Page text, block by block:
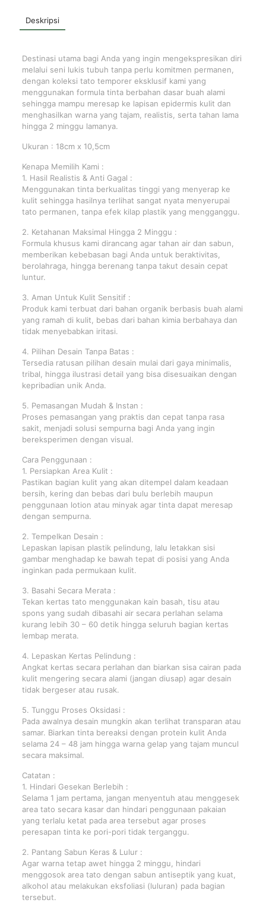
Deskripsi
Destinasi utama bagi Anda yang ingin mengekspresikan diri
melalui seni lukis tubuh tanpa perlu komitmen permanen,
dengan koleksi tato temporer eksklusif kami yang
menggunakan formula tinta berbahan dasar buah alami
sehingga mampu meresap ke lapisan epidermis kulit dan
menghasilkan warna yang tajam, realistis, serta tahan lama
hingga 2 minggu lamanya.
Ukuran : 18cm x 10,5cm
Kenapa Memilih Kami :
1. Hasil Realistis & Anti Gagal :
Menggunakan tinta berkualitas tinggi yang menyerap ke
kulit sehingga hasilnya terlihat sangat nyata menyerupai
tato permanen, tanpa efek kilap plastik yang mengganggu.
2. Ketahanan Maksimal Hingga 2 Minggu :
Formula khusus kami dirancang agar tahan air dan sabun,
memberikan kebebasan bagi Anda untuk beraktivitas,
berolahraga, hingga berenang tanpa takut desain cepat
luntur.
3. Aman Untuk Kulit Sensitif :
Produk kami terbuat dari bahan organik berbasis buah alami
yang ramah di kulit, bebas dari bahan kimia berbahaya dan
tidak menyebabkan iritasi.
4. Pilihan Desain Tanpa Batas :
Tersedia ratusan pilihan desain mulai dari gaya minimalis,
tribal, hingga ilustrasi detail yang bisa disesuaikan dengan
kepribadian unik Anda.
5. Pemasangan Mudah & Instan :
Proses pemasangan yang praktis dan cepat tanpa rasa
sakit, menjadi solusi sempurna bagi Anda yang ingin
bereksperimen dengan visual.
Cara Penggunaan :
1. Persiapkan Area Kulit :
Pastikan bagian kulit yang akan ditempel dalam keadaan
bersih, kering dan bebas dari bulu berlebih maupun
penggunaan lotion atau minyak agar tinta dapat meresap
dengan sempurna.
2. Tempelkan Desain :
Lepaskan lapisan plastik pelindung, lalu letakkan sisi
gambar menghadap ke bawah tepat di posisi yang Anda
inginkan pada permukaan kulit.
3. Basahi Secara Merata :
Tekan kertas tato menggunakan kain basah, tisu atau
spons yang sudah dibasahi air secara perlahan selama
kurang lebih 30 – 60 detik hingga seluruh bagian kertas
lembap merata.
4. Lepaskan Kertas Pelindung :
Angkat kertas secara perlahan dan biarkan sisa cairan pada
kulit mengering secara alami (jangan diusap) agar desain
tidak bergeser atau rusak.
5. Tunggu Proses Oksidasi :
Pada awalnya desain mungkin akan terlihat transparan atau
samar. Biarkan tinta bereaksi dengan protein kulit Anda
selama 24 – 48 jam hingga warna gelap yang tajam muncul
secara maksimal.
Catatan :
1. Hindari Gesekan Berlebih :
Selama 1 jam pertama, jangan menyentuh atau menggesek
area tato secara kasar dan hindari penggunaan pakaian
yang terlalu ketat pada area tersebut agar proses
peresapan tinta ke pori-pori tidak terganggu.
2. Pantang Sabun Keras & Lulur :
Agar warna tetap awet hingga 2 minggu, hindari
menggosok area tato dengan sabun antiseptik yang kuat,
alkohol atau melakukan eksfoliasi (luluran) pada bagian
tersebut.